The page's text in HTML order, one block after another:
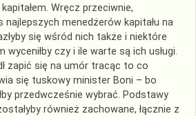
Wręcz przeciwnie,
najlepszych menedżerów kapitału na
się wśród nich także i niektóre
wyceniłby czy i ile warte są ich usługi.
zapić się na umór tracąc to co
się tuskowy minister Boni – bo
przedwcześnie wybrać. Podstawy
również zachowane, łącznie z